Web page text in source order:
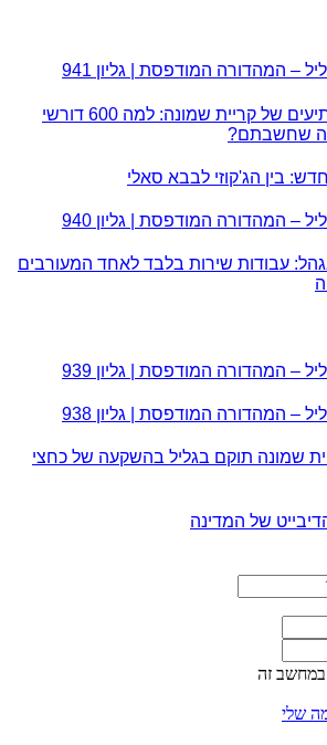
– המהדורה המודפסת | גליון 941
המספרים המפתיעים של קריית שמונה: למה 600 דורשי
שחשבתם?
בין הג'קוזי לבבא סאלי
– המהדורה המודפסת | גליון 940
עבודות שירות בלבד לאחד המעורבים
– המהדורה המודפסת | גליון 939
– המהדורה המודפסת | גליון 938
שמונה תוקם בגליל בהשקעה של כחצי
של המדינה
במחשב זה
שלי